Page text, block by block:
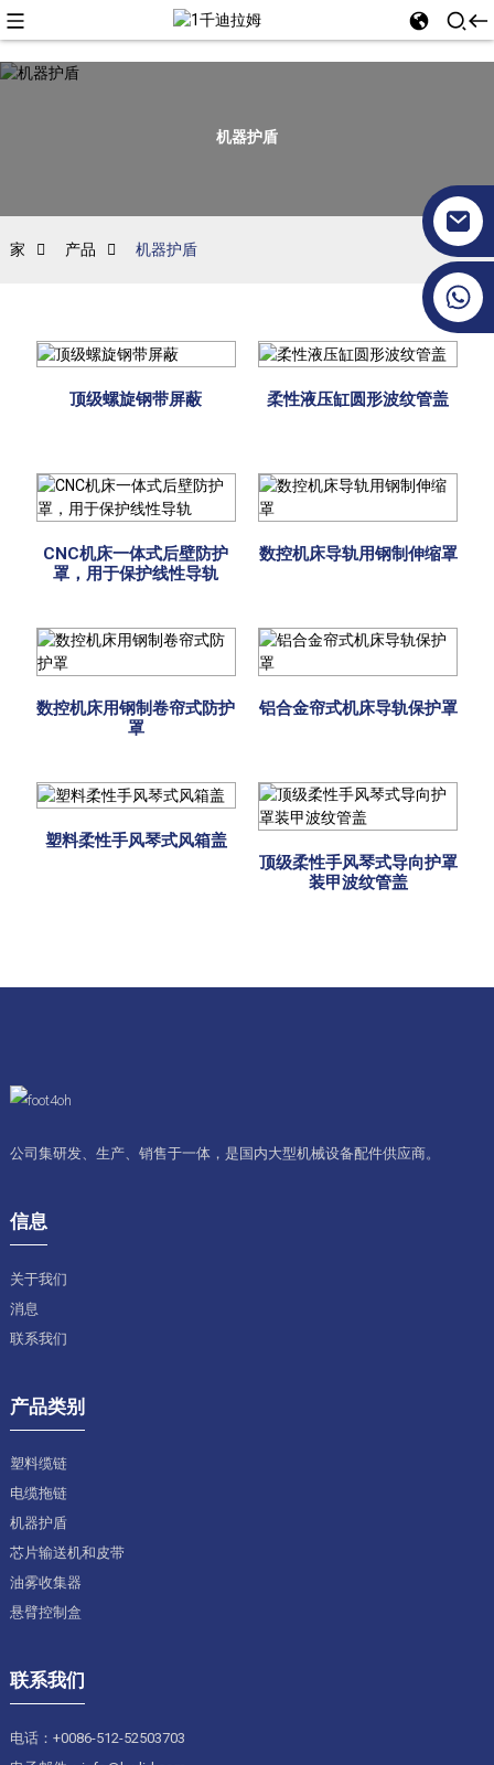
机器护盾
家 产品 机器护盾
顶级螺旋钢带屏蔽 柔性液压缸圆形波纹管盖
CNC机床一体式后壁防护
罩，用于保护线性导轨
数控机床导轨用钢制伸缩罩
数控机床用钢制卷帘式防护
罩
铝合金帘式机床导轨保护罩
塑料柔性手风琴式风箱盖
顶级柔性手风琴式导向护罩
装甲波纹管盖
公司集研发、生产、销售于一体，是国内大型机械设备配件供应商。
信息
关于我们
消息
联系我们
产品类别
塑料缆链
电缆拖链
机器护盾
芯片输送机和皮带
油雾收集器
悬臂控制盒
联系我们
电话：+0086-512-52503703